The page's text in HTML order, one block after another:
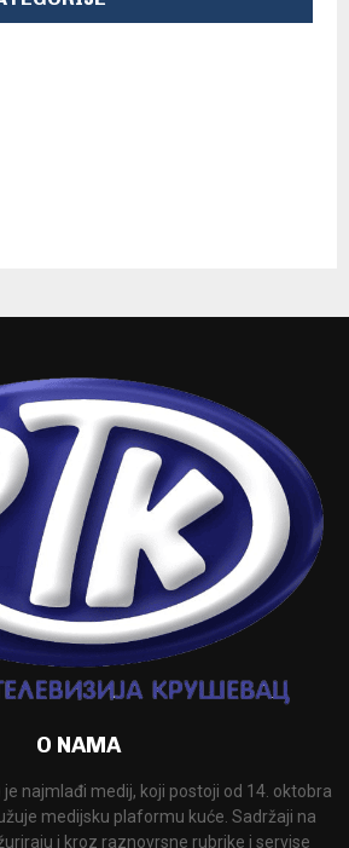
O NAMA
je najmlađi medij, koji postoji od 14. oktobra
medijsku plaformu kuće. Sadržaji na
i kroz raznovrsne rubrike i servise